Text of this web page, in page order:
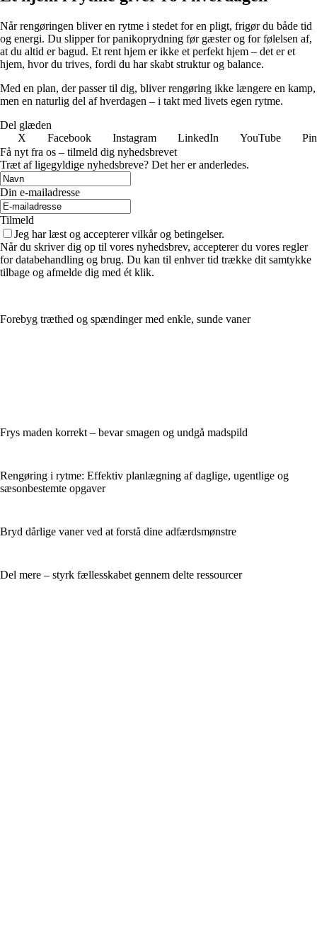
Når rengøringen bliver en rytme i stedet for en pligt, frigør du både tid
og energi. Du slipper for panikoprydning før gæster og for følelsen af,
at du altid er bagud. Et rent hjem er ikke et perfekt hjem – det er et
hjem, hvor du trives, fordi du har skabt struktur og balance.
Med en plan, der passer til dig, bliver rengøring ikke længere en kamp,
men en naturlig del af hverdagen – i takt med livets egen rytme.
Del glæden
X
Facebook Instagram LinkedIn YouTube
Få nyt fra os – tilmeld dig nyhedsbrevet
Træt af ligegyldige nyhedsbreve? Det her er anderledes.
Din e-mailadresse
Tilmeld
Jeg har læst og accepterer vilkår og betingelser.
Når du skriver dig op til vores nyhedsbrev, accepterer du vores regler
for databehandling og brug. Du kan til enhver tid trække dit samtykke
tilbage og afmelde dig med ét klik.
Forebyg træthed og spændinger med enkle, sunde vaner
Frys maden korrekt – bevar smagen og undgå madspild
Rengøring i rytme: Effektiv planlægning af daglige, ugentlige og
sæsonbestemte opgaver
Bryd dårlige vaner ved at forstå dine adfærdsmønstre
Del mere – styrk fællesskabet gennem delte ressourcer